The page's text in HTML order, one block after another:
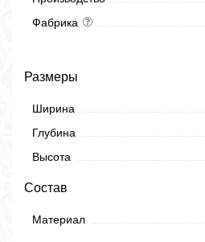
Фабрика
Размеры
Ширина
Глубина
Высота
Состав
Материал